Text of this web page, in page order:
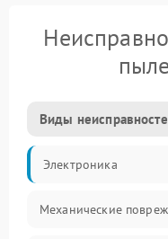
Виды
Электроника
Механические